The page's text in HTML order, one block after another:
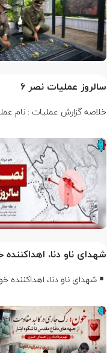
سالروز عملیات نصر ۶
خلاصه گزارش عملیات : نام عملیات : نصر ۶ زمان اجرا : ۱۳۶۶/۰۵/۱۰ رمز عملیات :
شهدای ناو دنا، اهداکننده
شهدای ناو دنا، اهداکننده